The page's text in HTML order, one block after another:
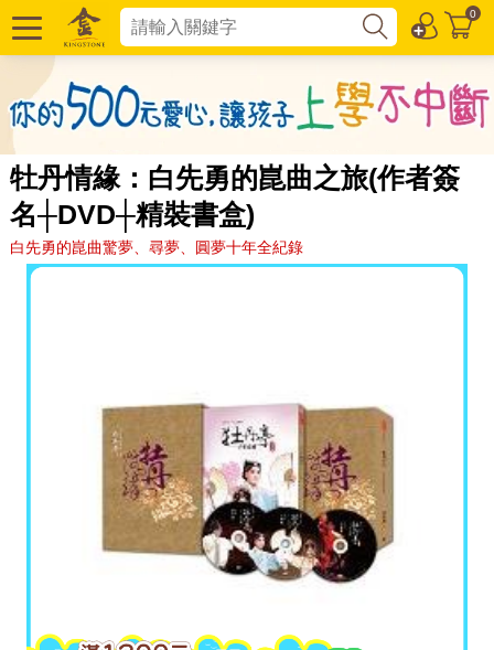
0
牡丹情緣：白先勇的崑曲之旅(作者簽
名┼DVD┼精裝書盒)
白先勇的崑曲驚夢、尋夢、圓夢十年全紀錄